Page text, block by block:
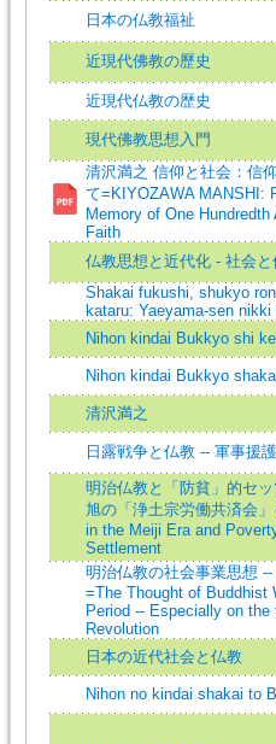
日本の仏教福祉
近現代佛教の歷史
近現代仏教の歴史
現代佛教思想入門
清沢満之 信仰と社会：信
て=KIYOZAWA MANSHI:
Memory of One
Faith
仏教思想と近代化 - 社会と
Shakai fukushi, shukyo
kataru: Yaeyama-sen nikki
Nihon kindai Bukkyo shi
Nihon kindai Bukkyo
清沢満之
日露戦争と仏教 -- 軍事援
明治仏教と「防貧」的セ
旭の「浄土宗労働共済会
in the Meiji Era and
Settlement
明治仏教の社会事業思想
=The Thought of Buddhist
Period -- Especially on
Revolution
日本の近代社会と仏教
Nihon no kindai shakai to